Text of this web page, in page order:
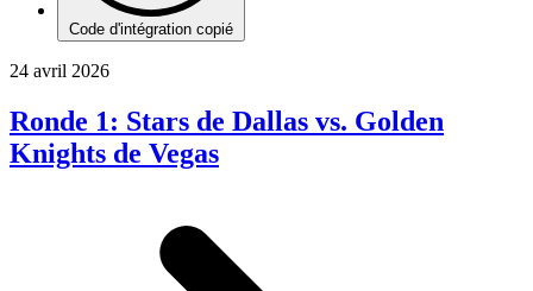
Code d'intégration copié
24 avril 2026
Ronde 1: Stars de Dallas vs. Golden
Knights de Vegas